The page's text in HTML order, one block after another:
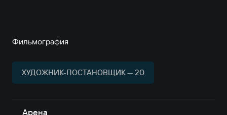
Фильмография
ХУДОЖНИК-ПОСТАНОВЩИК — 20
Арена